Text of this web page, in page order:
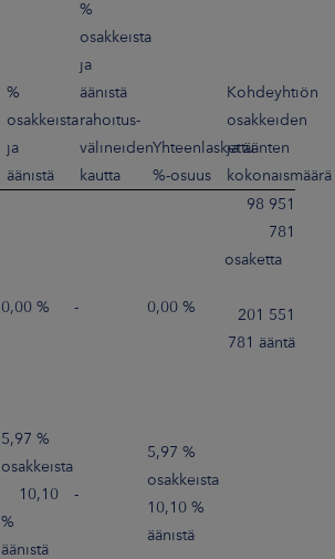
%
osakkeista
ja
äänistä
%
osakkeista
ja
äänistä
rahoitus-
välineiden
kautta
Yhteenlaskettu
%-osuus
Kohdeyhtiön
osakkeiden
ja äänten
kokonaismäärä
0,00 % - 0,00 %
98 951
781
osaketta
201 551
781 ääntä
5,97 %
osakkeista
10,10
%
äänistä
-
5,97 %
osakkeista
10,10 %
äänistä